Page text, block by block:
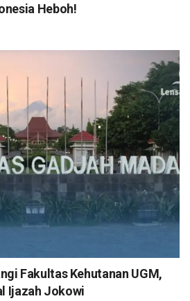
Heboh!
Fakultas Kehutanan UGM,
Ijazah Jokowi